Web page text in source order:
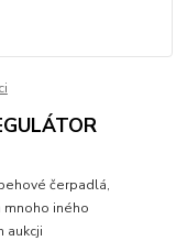
čerpadlá,
mnoho iného
aukcji